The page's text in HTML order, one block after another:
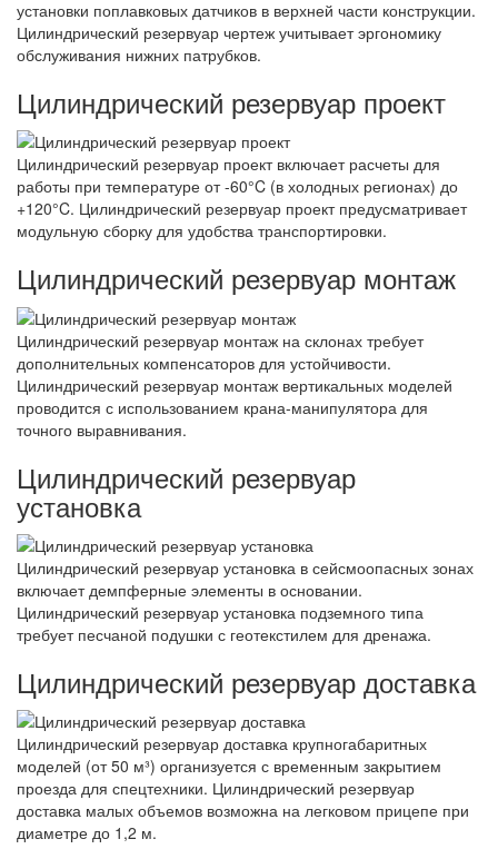
установки поплавковых датчиков в верхней части конструкции.
Цилиндрический резервуар чертеж учитывает эргономику
обслуживания нижних патрубков.
Цилиндрический резервуар проект
Цилиндрический резервуар проект включает расчеты для
работы при температуре от -60°C (в холодных регионах) до
+120°C. Цилиндрический резервуар проект предусматривает
модульную сборку для удобства транспортировки.
Цилиндрический резервуар монтаж
Цилиндрический резервуар монтаж на склонах требует
дополнительных компенсаторов для устойчивости.
Цилиндрический резервуар монтаж вертикальных моделей
проводится с использованием крана-манипулятора для
точного выравнивания.
Цилиндрический резервуар
установка
Цилиндрический резервуар установка в сейсмоопасных зонах
включает демпферные элементы в основании.
Цилиндрический резервуар установка подземного типа
требует песчаной подушки с геотекстилем для дренажа.
Цилиндрический резервуар доставка
Цилиндрический резервуар доставка крупногабаритных
моделей (от 50 м³) организуется с временным закрытием
проезда для спецтехники. Цилиндрический резервуар
доставка малых объемов возможна на легковом прицепе при
диаметре до 1,2 м.